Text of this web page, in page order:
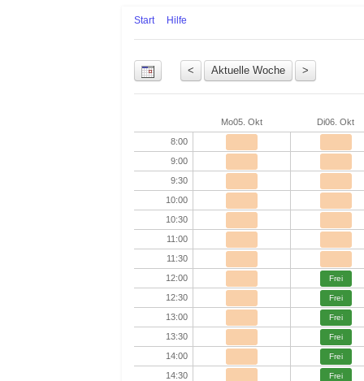
Start Hilfe
Mo05. Okt Di06. Okt
8:00
9:00
9:30
10:00
10:30
11:00
11:30
12:00
Frei
12:30 Frei
13:00 Frei
13:30 Frei
14:00 Frei
14:30 Frei